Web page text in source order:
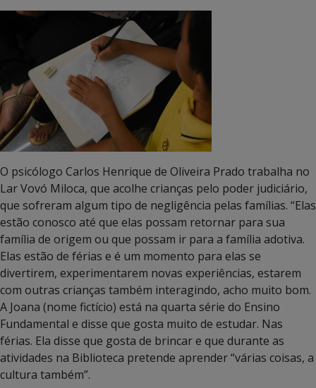
O psicólogo Carlos Henrique de Oliveira Prado trabalha no
Lar Vovó Miloca, que acolhe crianças pelo poder judiciário,
que sofreram algum tipo de negligência pelas famílias. “Elas
estão conosco até que elas possam retornar para sua
família de origem ou que possam ir para a família adotiva.
Elas estão de férias e é um momento para elas se
divertirem, experimentarem novas experiências, estarem
com outras crianças também interagindo, acho muito bom.
A Joana (nome fictício) está na quarta série do Ensino
Fundamental e disse que gosta muito de estudar. Nas
férias. Ela disse que gosta de brincar e que durante as
atividades na Biblioteca pretende aprender “várias coisas, a
cultura também”.